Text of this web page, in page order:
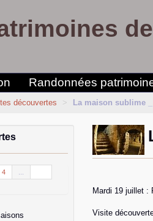
Randonnées
découvertes > La maison sublime
Mardi 19 juillet :
Visite
4